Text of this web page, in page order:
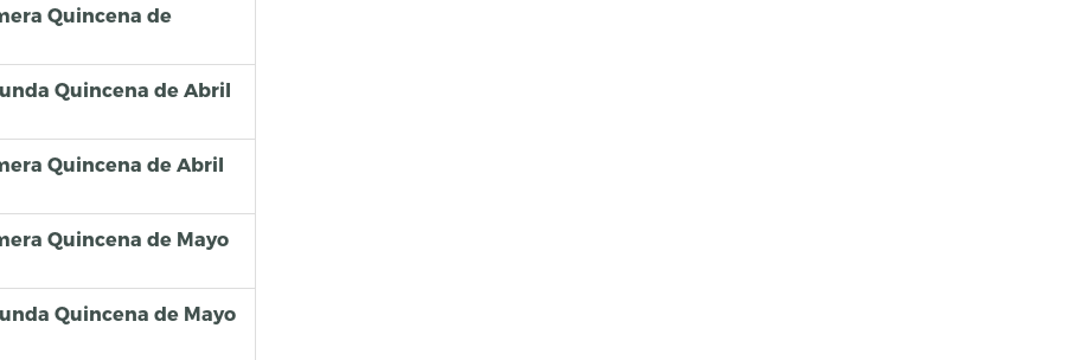
Quincena de
Quincena de Abril
Quincena de Abril
Quincena de Mayo
Quincena de Mayo